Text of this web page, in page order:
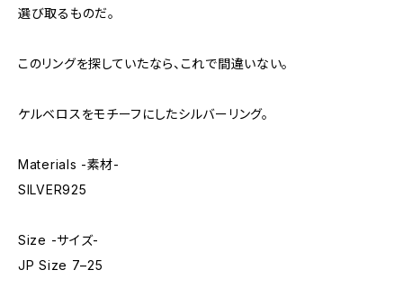
選び取るものだ。
このリングを探していたなら、これで間違いない。
ケルベロスをモチーフにしたシルバーリング。
Materials -素材-
SILVER925
Size -サイズ-
JP Size 7–25